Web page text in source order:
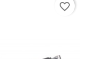
favorite_border